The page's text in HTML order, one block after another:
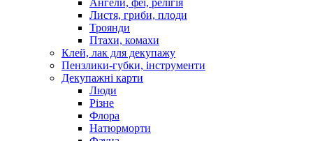
Листя, гриби, плоди
Троянди
Птахи, комахи
Клей, лак для декупажу
Пензлики-губки, інструменти
Декупажні карти
Люди
Різне
Флора
Натюрморти